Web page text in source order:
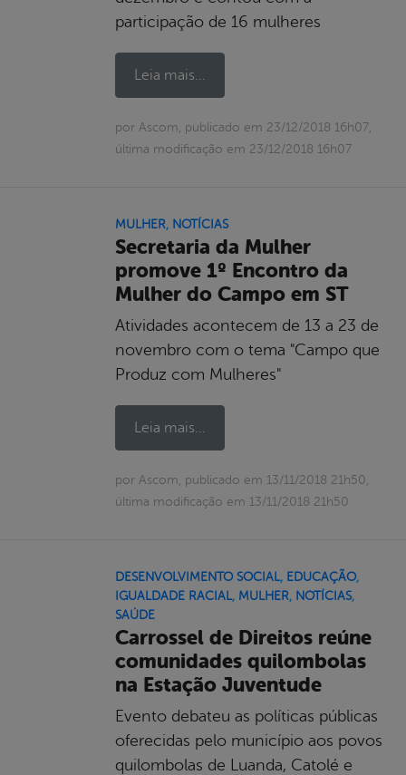
participação de 16 mulheres
Leia mais...
por Ascom, publicado em 23/12/2018 16h07,
última modificação em 23/12/2018 16h07
MULHER, NOTÍCIAS
Secretaria da Mulher
promove 1º Encontro da
Mulher do Campo em ST
Atividades acontecem de 13 a 23 de
novembro com o tema "Campo que
Produz com Mulheres"
Leia mais...
por Ascom, publicado em 13/11/2018 21h50,
última modificação em 13/11/2018 21h50
DESENVOLVIMENTO SOCIAL, EDUCAÇÃO,
IGUALDADE RACIAL, MULHER, NOTÍCIAS,
SAÚDE
Carrossel de Direitos reúne
comunidades quilombolas
na Estação Juventude
Evento debateu as políticas públicas
oferecidas pelo município aos povos
quilombolas de Luanda, Catolé e